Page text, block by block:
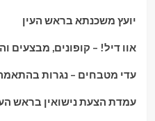
יועץ משכנתא בראש העין
אוו דיל! – קופונים, מבצעים
עדי מטבחים – נגרות
עמדת הצעת נישואין בראש